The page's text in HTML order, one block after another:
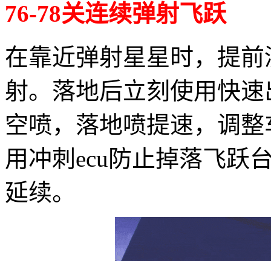
76-78关连续弹射飞跃
在靠近弹射星星时，提
射。落地后立刻使用快
空喷，落地喷提速，调
用冲刺ecu防止掉落飞跃
延续。